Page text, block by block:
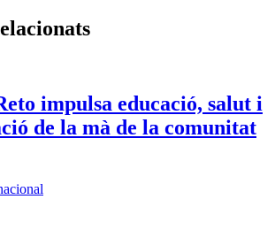
impulsa educació, salut i
de la mà de la comunitat